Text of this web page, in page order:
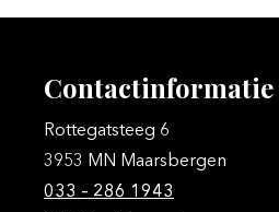
Contactinformatie
Rottegatsteeg 6
3953 MN Maarsbergen
033 – 286 1943